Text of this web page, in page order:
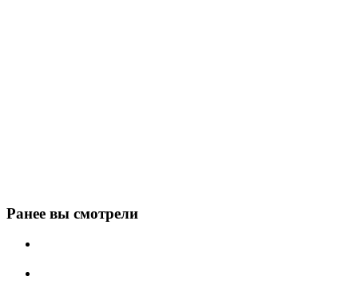
Ранее вы смотрели